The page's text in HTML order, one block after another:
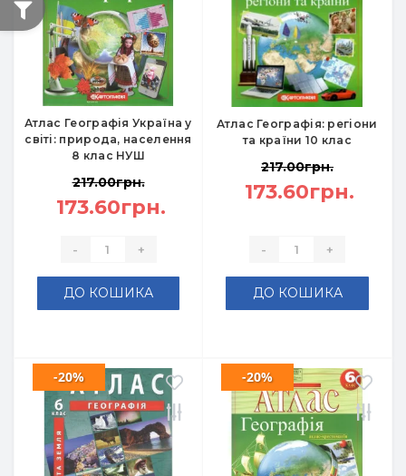
Атлас Географія Україна у
світі: природа, населення
8 клас НУШ
217.00грн.
173.60грн.
- +
ДО КОШИКА
Атлас Географія: регіони
та країни 10 клас
217.00грн.
173.60грн.
- +
ДО КОШИКА
-20% -20%